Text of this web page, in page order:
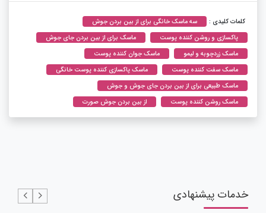
کلمات کلیدی :
سه ماسک خانگی برای از بین بردن جوش
پاکسازی و روشن کننده پوست
ماسک برای از بین بردن جای جوش
ماسک زردچوبه و لیمو
ماسک جوان کننده پوست
ماسک سفت کننده پوست
ماسک پاکسازی کننده پوست خانگی
ماسک طبیعی برای از بین بردن جای جوش و جوش
ماسک روشن کننده پوست
از بین بردن جوش صورت
خدمات پیشنهادی